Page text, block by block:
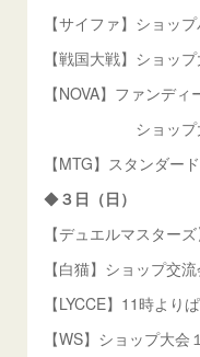
【サイファ】ショッ
【戦国大戦】ショッ
【NOVA】ファンデ
ショップ大会
【MTG】スタンダー
◆３日（日）
【デュエルマスター
【白猫】ショップ交
【LYCCE】11時より
【WS】ショップ大